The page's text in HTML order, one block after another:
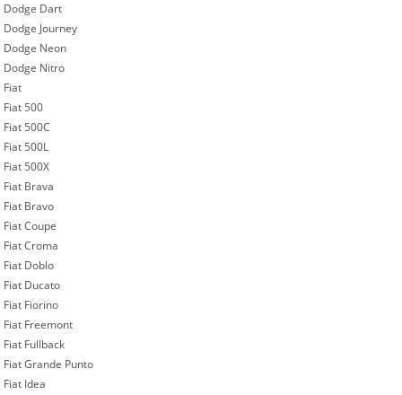
Dodge Dart
Dodge Journey
Dodge Neon
Dodge Nitro
Fiat
Fiat 500
Fiat 500C
Fiat 500L
Fiat 500X
Fiat Brava
Fiat Bravo
Fiat Coupe
Fiat Croma
Fiat Doblo
Fiat Ducato
Fiat Fiorino
Fiat Freemont
Fiat Fullback
Fiat Grande Punto
Fiat Idea